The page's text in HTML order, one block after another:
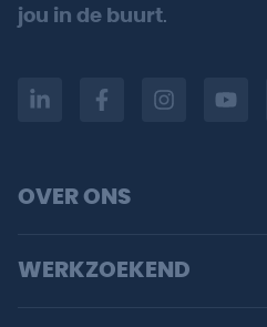
jou in de buurt.
OVER ONS
WERKZOEKEND